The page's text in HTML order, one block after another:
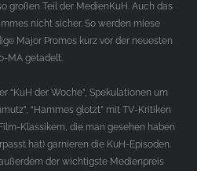
großen Teil der MedienKuH. Auch das
nicht sicher. So werden miese
Major Promos kurz vor der neuesten
MA getadelt.
“KuH der Woche”, Spekulationen um
“Hammes glotzt” mit TV-Kritiken
Klassikern, die man gesehen haben
hat) garnieren die KuH-Episoden.
der wichtigste Medienpreis